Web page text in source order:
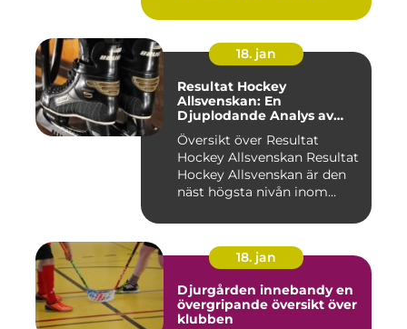
18. jan
Resultat Hockey
Allsvenskan: En
Djuplodande Analys av
Sveriges Mest Populära
Ishockeyliga
Översikt över Resultat
Hockey Allsvenskan Resultat
Hockey Allsvenskan är den
näst högsta nivån inom...
18. jan
Djurgården innebandy en
övergripande översikt över
klubben